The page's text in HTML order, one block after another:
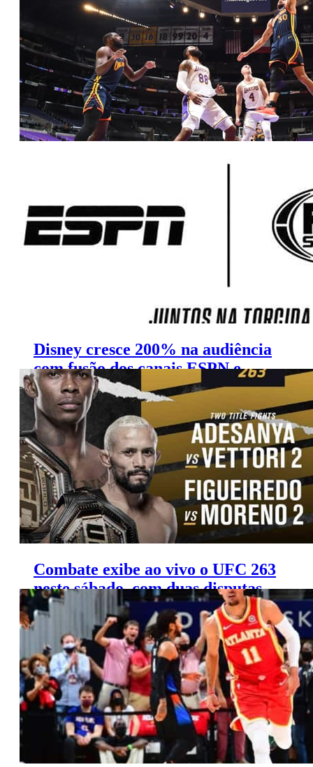
Vivo libera sinal do canal ESPN
Disney cresce 200% na audiência
com fusão dos canais ESPN e
FOX Sports
Combate exibe ao vivo o UFC 263
neste sábado, com duas disputas
de cinturão